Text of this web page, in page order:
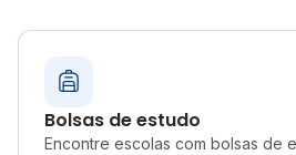
Bolsas de estudo
Encontre escolas com bolsas de